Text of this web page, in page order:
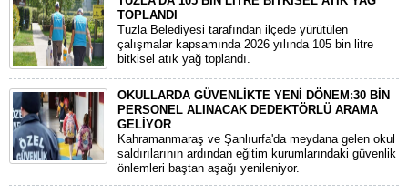
TOPLANDI
Tuzla Belediyesi tarafından ilçede yürütülen
çalışmalar kapsamında 2026 yılında 105 bin litre
bitkisel atık yağ toplandı.
OKULLARDA GÜVENLİKTE YENİ DÖNEM:30 BİN
PERSONEL ALINACAK DEDEKTÖRLÜ ARAMA
GELİYOR
​Kahramanmaraş ve Şanlıurfa'da meydana gelen okul
saldırılarının ardından eğitim kurumlarındaki güvenlik
önlemleri baştan aşağı yenileniyor.